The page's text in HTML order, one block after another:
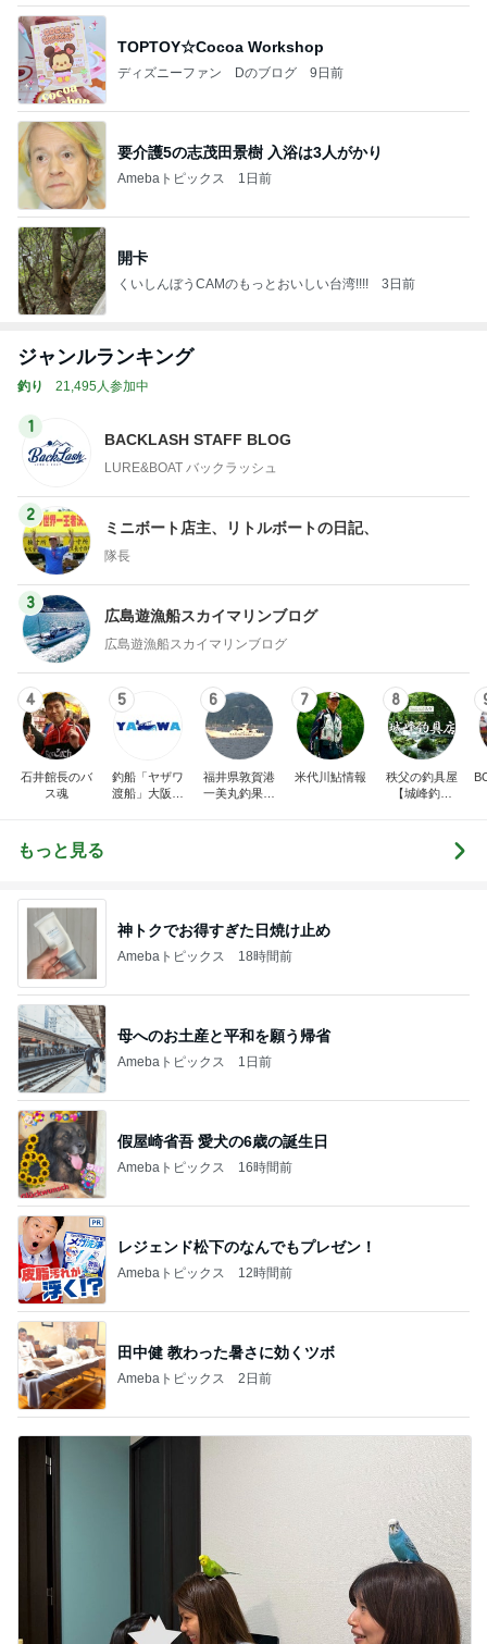
TOPTOY☆Cocoa Workshop
ディズニーファン Dのブログ 9日前
要介護5の志茂田景樹 入浴は3人がかり
Amebaトピックス 1日前
開卡
くいしんぼうCAMのもっとおいしい台湾!!!! 3日前
ジャンルランキング
釣り 21,495人参加中
1
BACKLASH STAFF BLOG
LURE&BOAT バックラッシュ
2
ミニボート店主、リトルボートの日記、
隊長
3
広島遊漁船スカイマリンブログ
広島遊漁船スカイマリンブログ
4
石井館長のバ
ス魂
5
釣船「ヤザワ
渡船」大阪市
6
福井県敦賀港
一美丸釣果ブ
7
米代川鮎情報
8
秩父の釣具屋
【城峰釣具
もっと見る
神トクでお得すぎた日焼け止め
Amebaトピックス 18時間前
母へのお土産と平和を願う帰省
Amebaトピックス 1日前
假屋崎省吾 愛犬の6歳の誕生日
Amebaトピックス 16時間前
レジェンド松下のなんでもプレゼン！
Amebaトピックス 12時間前
田中健 教わった暑さに効くツボ
Amebaトピックス 2日前